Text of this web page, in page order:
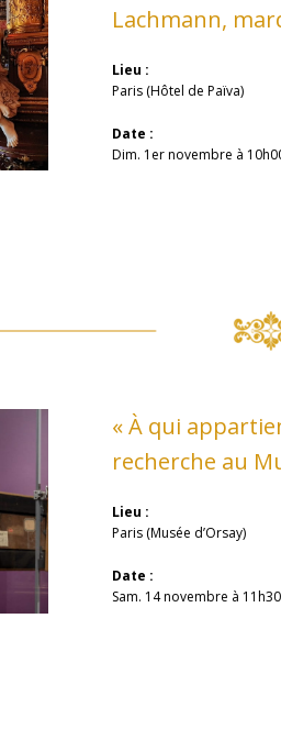
Lachmann,
Lieu :
Paris (Hôtel de Païva)
Date :
Dim. 1er novembre à
« À qui
recherche au
Lieu :
Paris (Musée d’Orsay)
Date :
Sam. 14 novembre à